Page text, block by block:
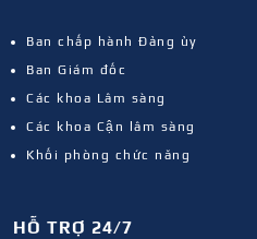
Ban chấp hành Đảng ủy
Ban Giám đốc
Các khoa Lâm sàng
Các khoa Cận lâm sàng
Khối phòng chức năng
HỖ TRỢ 24/7